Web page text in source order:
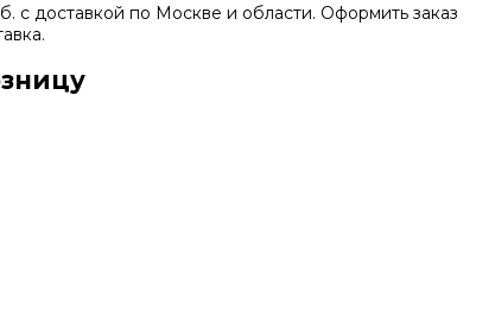
с доставкой по Москве и области. Оформить заказ